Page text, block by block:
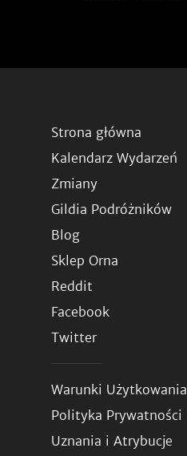
Strona główna
Kalendarz Wydarzeń
Zmiany
Gildia Podróżników
Blog
Sklep Orna
Reddit
Facebook
Twitter
Warunki Użytkowania
Polityka Prywatności
Uznania i Atrybucje